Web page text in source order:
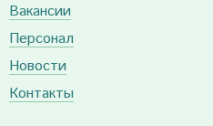
Вакансии
Персонал
Новости
Контакты